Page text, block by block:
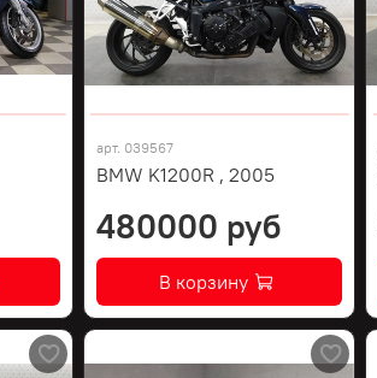
арт. 039567
BMW K1200R , 2005
480000 руб
В корзину